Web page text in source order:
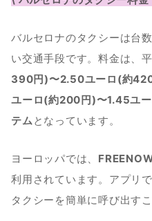
バルセロナのタクシーは台
い交通手段です。料金は、
390円)〜2.50ユーロ(約
ユーロ(約200円)〜1.45ユ
テムとなっています。
ヨーロッパでは、
利用されています。アプリ
タクシーを簡単に呼び出すこ